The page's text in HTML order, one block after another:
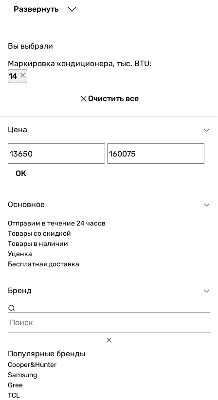
В прайс-каталоге vencon.ua Кондиционеры 14 тыс.
оплаты, покупка в кредит и множество акций и
скидок для каждого покупателя.
Развернуть
Вы выбрали
Маркировка кондиционера, тыс. BTU:
14
Очистить все
Цена
ОК
Основное
Отправим в течение 24 часов
Товары со скидкой
Товары в наличии
Уценка
Бесплатная доставка
Бренд
Популярные бренды
Cooper&Hunter
Samsung
Gree
TCL